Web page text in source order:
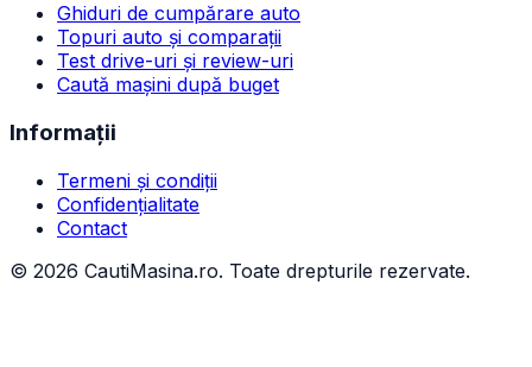
Ghiduri de cumpărare auto
Topuri auto și comparații
Test drive-uri și review-uri
Caută mașini după buget
Informații
Termeni și condiții
Confidențialitate
Contact
© 2026 CautiMasina.ro. Toate drepturile rezervate.